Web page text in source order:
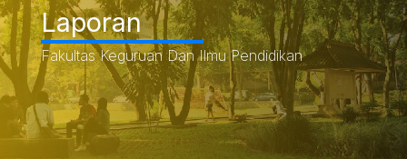
Laporan
Fakultas Keguruan Dan Ilmu Pendidikan